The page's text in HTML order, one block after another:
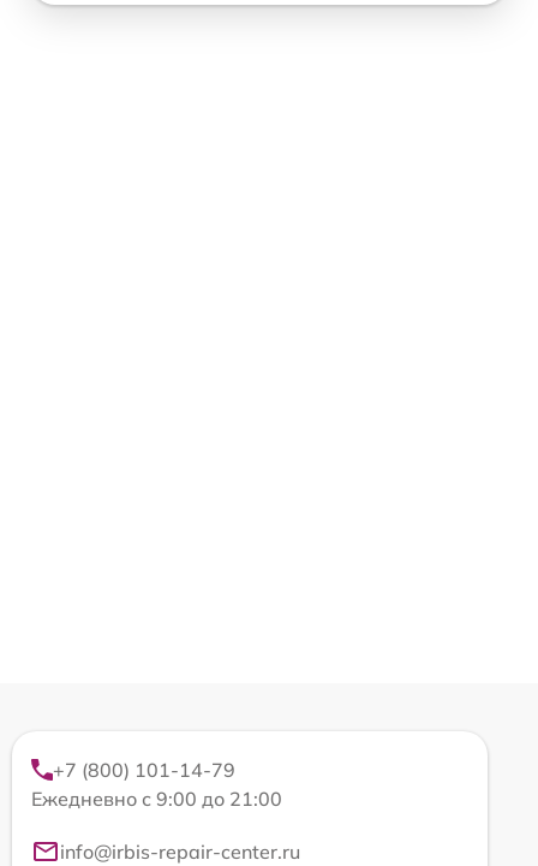
+7 (800) 101-14-79
Ежедневно с 9:00 до 21:00
info@irbis-repair-center.ru